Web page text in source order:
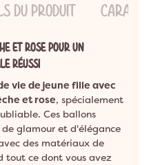
DU PRODUIT
ET ROSE POUR UN
RÉUSSI
vie de jeune fille avec
et rose, spécialement
Ces ballons
glamour et d'élégance
des matériaux de
tout ce dont vous avez